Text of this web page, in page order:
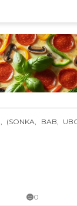
, (SONKA, BAB,
0